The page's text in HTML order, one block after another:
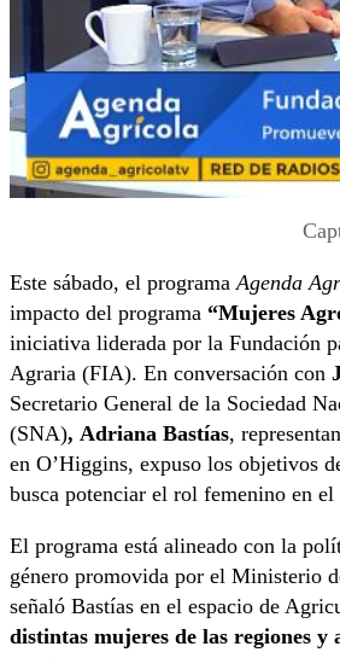
Este sábado, el programa Agenda
impacto del programa “Mujeres
iniciativa liderada por la Fundación
Agraria (FIA). En conversación con
Secretario General de la Sociedad
(SNA), Adriana Bastías,
en O’Higgins, expuso los objetivos
busca potenciar el rol femenino en
El programa está alineado con la
género promovida por el Ministerio
señaló Bastías en el espacio de
distintas mujeres de las regiones y